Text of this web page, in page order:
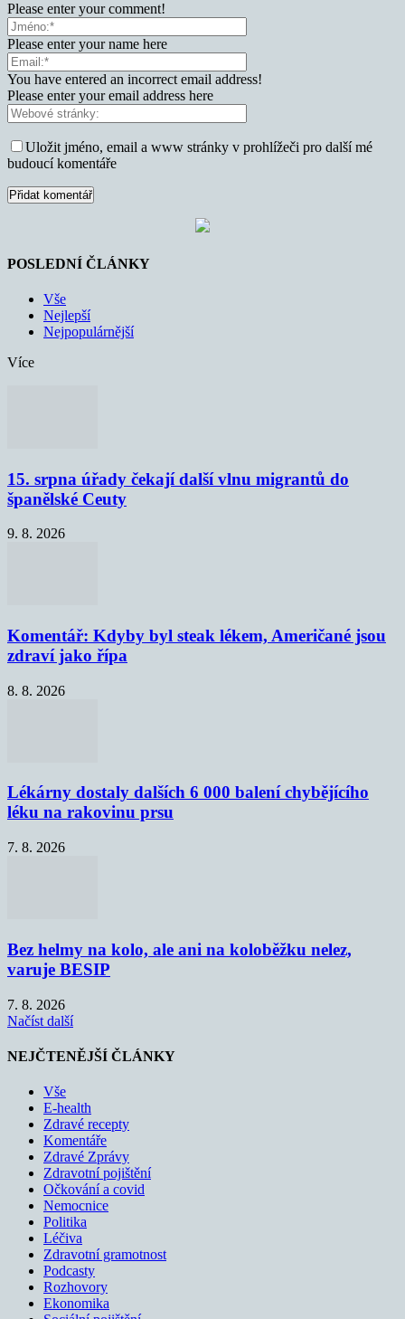
Please enter your comment!
Please enter your name here
You have entered an incorrect email address!
Please enter your email address here
Uložit jméno, email a www stránky v prohlížeči pro další mé
budoucí komentáře
POSLEDNÍ ČLÁNKY
Vše
Nejlepší
Nejpopulárnější
Více
15. srpna úřady čekají další vlnu migrantů do
španělské Ceuty
9. 8. 2026
Komentář: Kdyby byl steak lékem, Američané jsou
zdraví jako řípa
8. 8. 2026
Lékárny dostaly dalších 6 000 balení chybějícího
léku na rakovinu prsu
7. 8. 2026
Bez helmy na kolo, ale ani na koloběžku nelez,
varuje BESIP
7. 8. 2026
Načíst další
NEJČTENĚJŠÍ ČLÁNKY
Vše
E-health
Zdravé recepty
Komentáře
Zdravé Zprávy
Zdravotní pojištění
Očkování a covid
Nemocnice
Politika
Léčiva
Zdravotní gramotnost
Podcasty
Rozhovory
Ekonomika